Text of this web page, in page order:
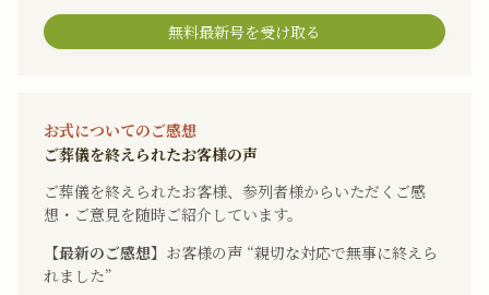
無料最新号を受け取る
お式についてのご感想
ご葬儀を終えられたお客様の声
ご葬儀を終えられたお客様、参列者様からいただくご感
想・ご意見を随時ご紹介しています。
【最新のご感想】 お客様の声 “親切な対応で無事に終えら
れました”